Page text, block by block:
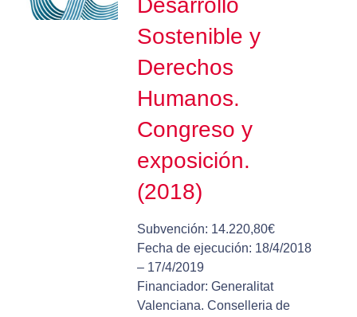
Desarrollo
Sostenible y
Derechos
Humanos.
Congreso y
exposición.
(2018)
Subvención: 14.220,80€
Fecha de ejecución: 18/4/2018
– 17/4/2019
Financiador: Generalitat
Valenciana. Conselleria de